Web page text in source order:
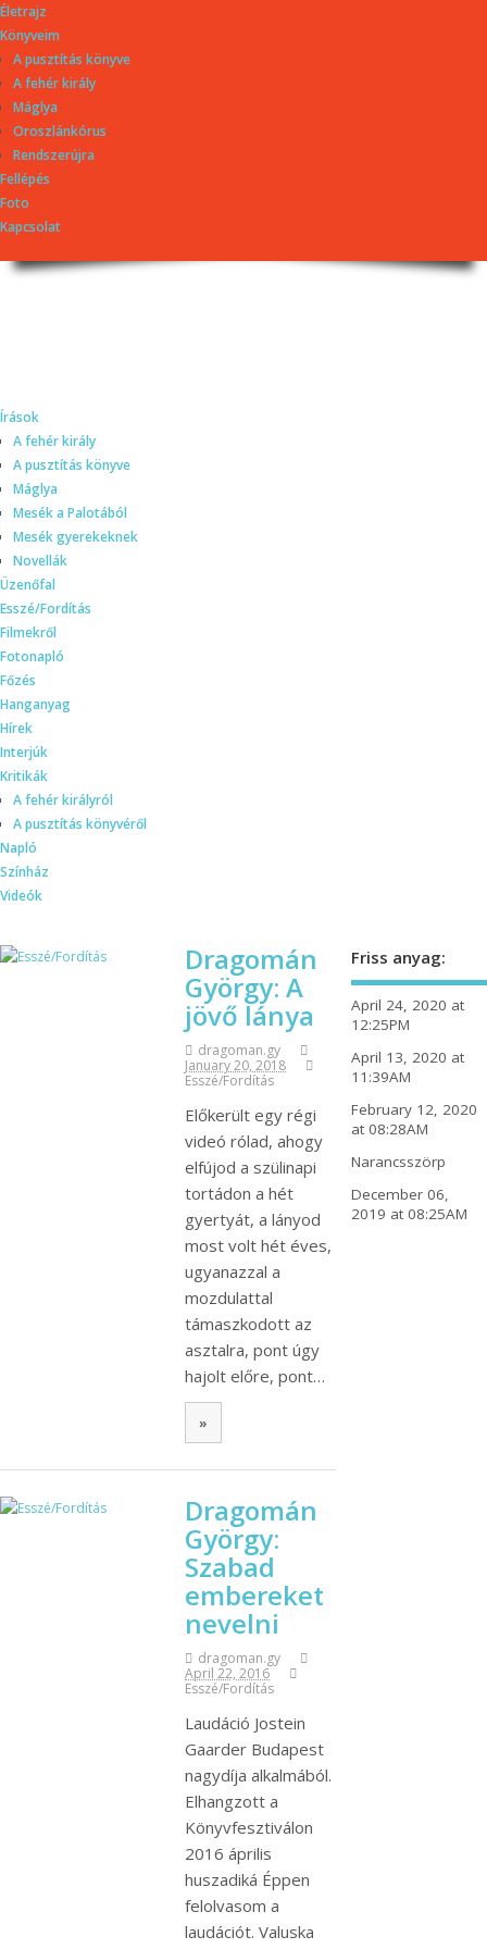
Életrajz
Könyveim
A pusztítás könyve
A fehér király
Máglya
Oroszlánkórus
Rendszerújra
Fellépés
Foto
Kapcsolat
Írások
A fehér király
A pusztítás könyve
Máglya
Mesék a Palotából
Mesék gyerekeknek
Novellák
Üzenőfal
Esszé/Fordítás
Filmekről
Fotonapló
Főzés
Hanganyag
Hírek
Interjúk
Kritikák
A fehér királyról
A pusztítás könyvéről
Napló
Színház
Videók
Dragomán
György: A
jövő lánya
dragoman.gy
January 20, 2018
Esszé/Fordítás
Előkerült egy régi
videó rólad, ahogy
elfújod a szülinapi
tortádon a hét
gyertyát, a lányod
most volt hét éves,
ugyanazzal a
mozdulattal
támaszkodott az
asztalra, pont úgy
hajolt előre, pont…
»
Dragomán
György:
Szabad
embereket
nevelni
dragoman.gy
April 22, 2016
Esszé/Fordítás
Laudáció Jostein
Gaarder Budapest
nagydíja alkalmából.
Elhangzott a
Könyvfesztiválon
2016 április
huszadiká Éppen
felolvasom a
laudációt. Valuska
Friss anyag:
April 24, 2020 at
12:25PM
April 13, 2020 at
11:39AM
February 12, 2020
at 08:28AM
Narancsszörp
December 06,
2019 at 08:25AM